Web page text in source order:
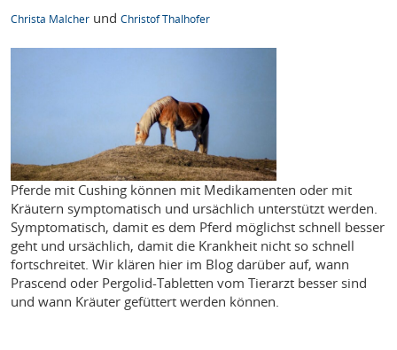
Christa Malcher undChristof Thalhofer
Pferde mit Cushing können mit Medikamenten oder mit
Kräutern symptomatisch und ursächlich unterstützt werden.
Symptomatisch, damit es dem Pferd möglichst schnell besser
geht und ursächlich, damit die Krankheit nicht so schnell
fortschreitet. Wir klären hier im Blog darüber auf, wann
Prascend oder Pergolid-Tabletten vom Tierarzt besser sind
und wann Kräuter gefüttert werden können.